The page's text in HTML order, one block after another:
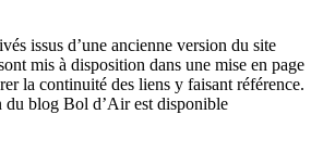
issus d’une ancienne version du site
mis à disposition dans une mise en page
la continuité des liens y faisant référence.
du blog Bol d’Air est disponible